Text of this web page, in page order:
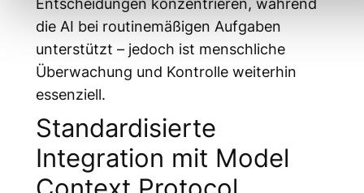
die AI bei routinemäßigen Aufgaben
unterstützt – jedoch ist menschliche
Überwachung und Kontrolle weiterhin
essenziell.
Standardisierte
Integration mit Model